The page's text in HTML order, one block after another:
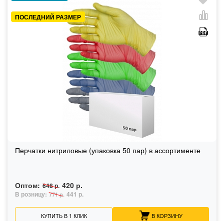
ПОСЛЕДНИЙ РАЗМЕР
Перчатки нитриловые (упаковка 50 пар) в ассортименте
Оптом: 648 р. 420 р.
В розницу: 771 р. 441 р.
КУПИТЬ В 1 КЛИК В КОРЗИНУ